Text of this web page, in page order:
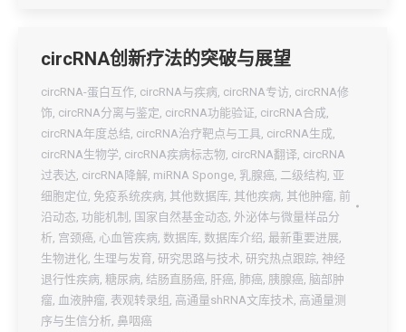
circRNA创新疗法的突破与展望
circRNA-蛋白互作, circRNA与疾病, circRNA专访, circRNA修
饰, circRNA分离与鉴定, circRNA功能验证, circRNA合成,
circRNA年度总结, circRNA治疗靶点与工具, circRNA生成,
circRNA生物学, circRNA疾病标志物, circRNA翻译, circRNA
过表达, circRNA降解, miRNA Sponge, 乳腺癌, 二级结构, 亚
细胞定位, 免疫系统疾病, 其他数据库, 其他疾病, 其他肿瘤, 前
沿动态, 功能机制 , 国家自然基金动态, 外泌体与微量样品分
析, 宫颈癌, 心血管疾病, 数据库, 数据库介绍, 最新重要进展,
生物进化, 生理与发育, 研究思路与技术, 研究热点跟踪, 神经
退行性疾病, 糖尿病, 结肠直肠癌, 肝癌, 肺癌, 胰腺癌, 脑部肿
瘤, 血液肿瘤, 表观转录组 , 高通量shRNA文库技术, 高通量测
序与生信分析, 鼻咽癌